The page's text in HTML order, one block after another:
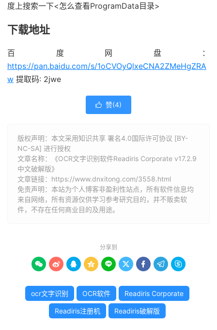
度上搜索一下<怎么查看ProgramData目录>
下载地址
百度网盘：
https://pan.baidu.com/s/1oCVOyQlxeCNA2ZMeHgZRA
w 提取码: 2jwe
 赞(4)
版权声明：本文采用知识共享 署名4.0国际许可协议 [BY-
NC-SA] 进行授权
文章名称：《OCR文字识别软件Readiris Corporate v17.2.9
中文破解版》
文章链接： https://www.dnxitong.com/3558.html
免责声明：本站为个人博客非盈利性站点，所有软件信息均
来自网络，所有资源仅供学习参考研究目的，并不贩卖软
件，不存在任何商业目的及用途。
分享到
        
ocr文字识别 OCR软件 Readiris Corporate
Readiris注册机 Readiris破解版